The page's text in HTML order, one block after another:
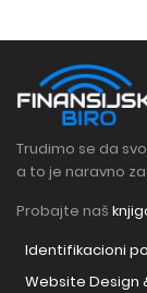
Trudimo se da
a to je naravno
Probajte naš
Identifikacioni
Website Design